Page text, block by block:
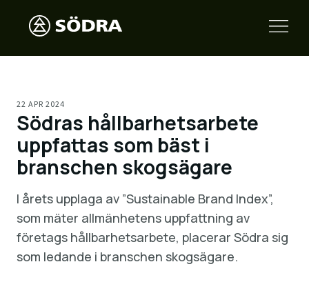
22 APR 2024
Södras hållbarhetsarbete
uppfattas som bäst i
branschen skogsägare
I årets upplaga av ”Sustainable Brand Index”,
som mäter allmänhetens uppfattning av
företags hållbarhetsarbete, placerar Södra sig
som ledande i branschen skogsägare.